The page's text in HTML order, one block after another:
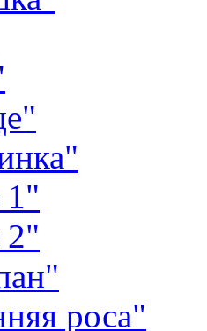
1"
2"
роса"